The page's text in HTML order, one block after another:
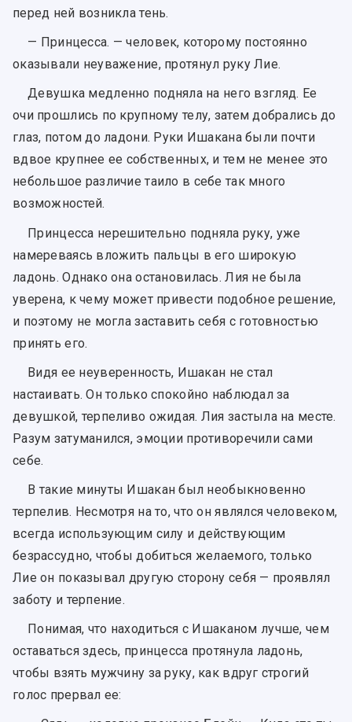
перед ней возникла тень.
— Принцесса. — человек, которому постоянно
оказывали неуважение, протянул руку Лие.
Девушка медленно подняла на него взгляд. Ее
очи прошлись по крупному телу, затем добрались до
глаз, потом до ладони. Руки Ишакана были почти
вдвое крупнее ее собственных, и тем не менее это
небольшое различие таило в себе так много
возможностей.
Принцесса нерешительно подняла руку, уже
намереваясь вложить пальцы в его широкую
ладонь. Однако она остановилась. Лия не была
уверена, к чему может привести подобное решение,
и поэтому не могла заставить себя с готовностью
принять его.
Видя ее неуверенность, Ишакан не стал
настаивать. Он только спокойно наблюдал за
девушкой, терпеливо ожидая. Лия застыла на месте.
Разум затуманился, эмоции противоречили сами
себе.
В такие минуты Ишакан был необыкновенно
терпелив. Несмотря на то, что он являлся человеком,
всегда использующим силу и действующим
безрассудно, чтобы добиться желаемого, только
Лие он показывал другую сторону себя — проявлял
заботу и терпение.
Понимая, что находиться с Ишаканом лучше, чем
оставаться здесь, принцесса протянула ладонь,
чтобы взять мужчину за руку, как вдруг строгий
голос прервал ее: